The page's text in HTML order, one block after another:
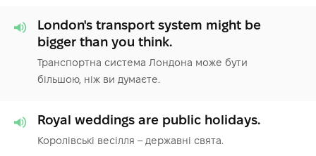
London's transport system might be
bigger than you think.
Транспортна система Лондона може бути
більшою, ніж ви думаєте.
Royal weddings are public holidays.
Королівські весілля – державні свята.